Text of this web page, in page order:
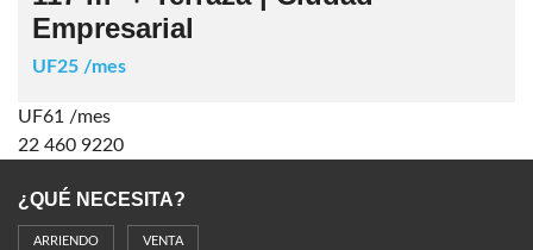
Empresarial
UF25 /mes
UF61 /mes
22 460 9220
¿QUÉ NECESITA?
ARRIENDO VENTA